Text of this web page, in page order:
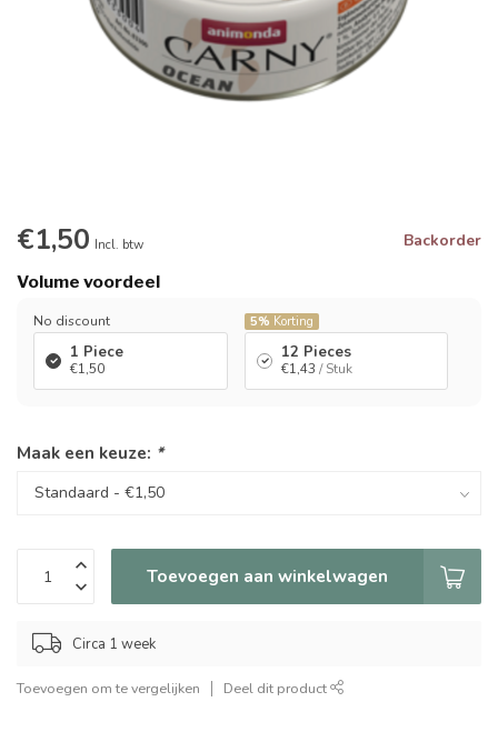
€1,50 Incl. btw
Backorder
Volume voordeel
No discount
1 Piece
€1,50
5% Korting
12 Pieces
€1,43 / Stuk
Maak een keuze: *
Toevoegen aan winkelwagen
Circa 1 week
Toevoegen om te vergelijken Deel dit product